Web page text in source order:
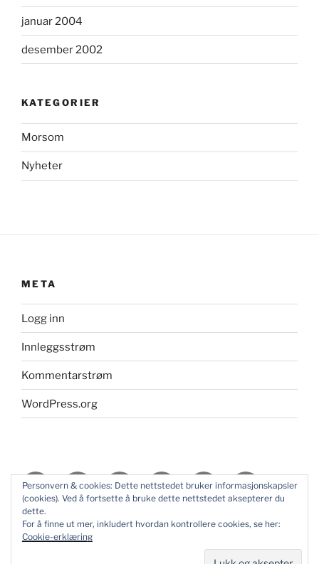
januar 2004
desember 2002
KATEGORIER
Morsom
Nyheter
META
Logg inn
Innleggsstrøm
Kommentarstrøm
WordPress.org
FacebookGoogle+LinkedInTwitter YouTubeFlickr
Instagram
Drevet av WordPress
Personvern & cookies: Dette nettstedet bruker informasjonskapsler
(cookies). Ved å fortsette å bruke dette nettstedet aksepterer du
dette.
For å finne ut mer, inkludert hvordan kontrollere cookies, se her:
Cookie-erklæring